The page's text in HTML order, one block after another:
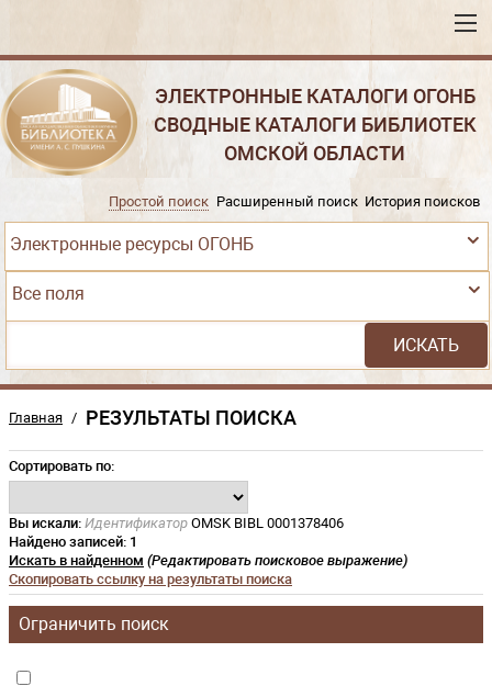
ЭЛЕКТРОННЫЕ КАТАЛОГИ ОГОНБ
СВОДНЫЕ КАТАЛОГИ БИБЛИОТЕК
ОМСКОЙ ОБЛАСТИ
Электронные ресурсы ОГОНБ
Простой поиск Расширенный поиск История поисков
Все поля
Главная / РЕЗУЛЬТАТЫ ПОИСКА
Сортировать по:
Вы искали: Идентификатор OMSK BIBL 0001378406
Найдено записей: 1
Искать в найденном (Редактировать поисковое выражение)
Скопировать ссылку на результаты поиска
Ограничить поиск